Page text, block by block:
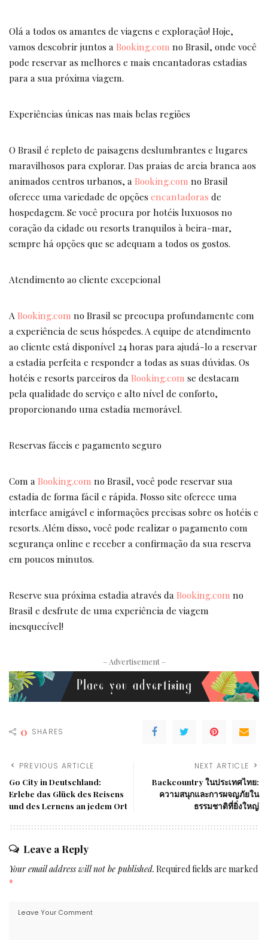
Olá a todos os amantes de viagens e exploração! Hoje,
vamos descobrir juntos a Booking.com no Brasil, onde você
pode reservar as melhores e mais encantadoras estadias
para a sua próxima viagem.
Experiências únicas nas mais belas regiões
O Brasil é repleto de paisagens deslumbrantes e lugares
maravilhosos para explorar. Das praias de areia branca aos
animados centros urbanos, a Booking.com no Brasil
oferece uma variedade de opções encantadoras de
hospedagem. Se você procura por hotéis luxuosos no
coração da cidade ou resorts tranquilos à beira-mar,
sempre há opções que se adequam a todos os gostos.
Atendimento ao cliente excepcional
A Booking.com no Brasil se preocupa profundamente com
a experiência de seus hóspedes. A equipe de atendimento
ao cliente está disponível 24 horas para ajudá-lo a reservar
a estadia perfeita e responder a todas as suas dúvidas. Os
hotéis e resorts parceiros da Booking.com se destacam
pela qualidade do serviço e alto nível de conforto,
proporcionando uma estadia memorável.
Reservas fáceis e pagamento seguro
Com a Booking.com no Brasil, você pode reservar sua
estadia de forma fácil e rápida. Nosso site oferece uma
interface amigável e informações precisas sobre os hotéis e
resorts. Além disso, você pode realizar o pagamento com
segurança online e receber a confirmação da sua reserva
em poucos minutos.
Reserve sua próxima estadia através da Booking.com no
Brasil e desfrute de uma experiência de viagem
inesquecível!
– Advertisement –
0 SHARES
PREVIOUS ARTICLE
Go City in Deutschland:
Erlebe das Glück des Reisens
und des Lernens an jedem Ort
NEXT ARTICLE
Backcountry ในประเทศไทย:
ความสนุกและการผจญภัยใน
ธรรมชาติที่ยิ่งใหญ่
Leave a Reply
Your email address will not be published. Required fields are marked
*